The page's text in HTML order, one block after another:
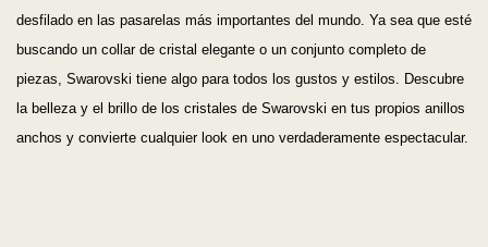
desfilado en las pasarelas más importantes del mundo. Ya sea que esté
buscando un collar de cristal elegante o un conjunto completo de
piezas, Swarovski tiene algo para todos los gustos y estilos. Descubre
la belleza y el brillo de los cristales de Swarovski en tus propios anillos
anchos y convierte cualquier look en uno verdaderamente espectacular.